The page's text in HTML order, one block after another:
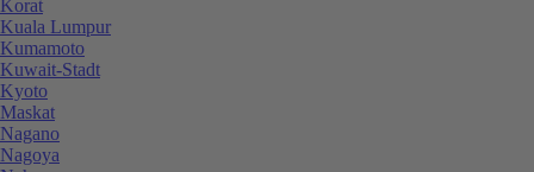
Korat
Kuala Lumpur
Kumamoto
Kuwait-Stadt
Kyoto
Maskat
Nagano
Nagoya